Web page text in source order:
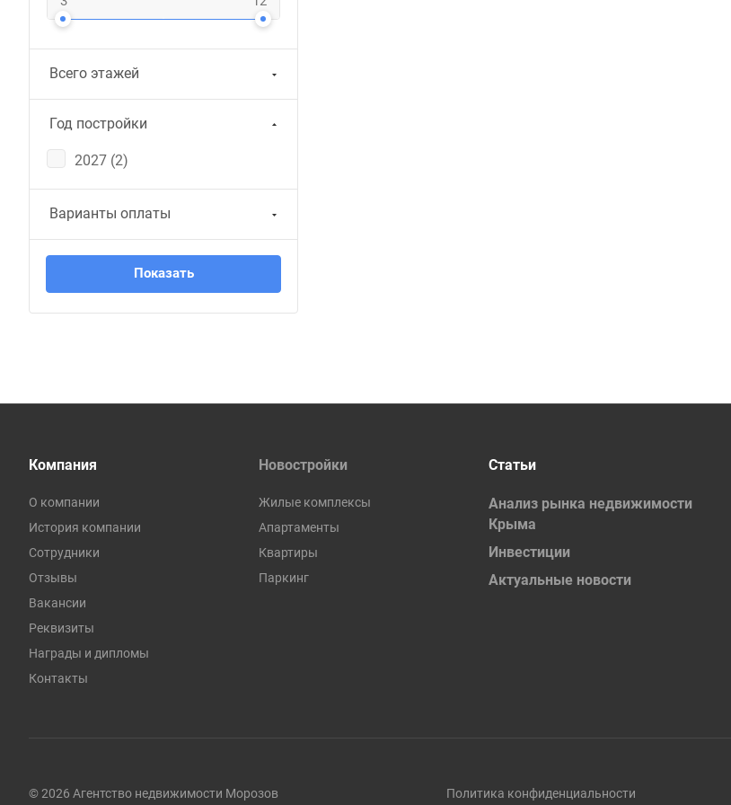
Всего этажей
Год постройки
2027 (2)
Варианты оплаты
Компания
О компании
История компании
Сотрудники
Отзывы
Вакансии
Реквизиты
Награды и дипломы
Контакты
Новостройки
Жилые комплексы
Апартаменты
Квартиры
Паркинг
Статьи
Анализ рынка недвижимости
Крыма
Инвестиции
Актуальные новости
© 2026 Агентство недвижимости Морозов Политика конфиденциальности